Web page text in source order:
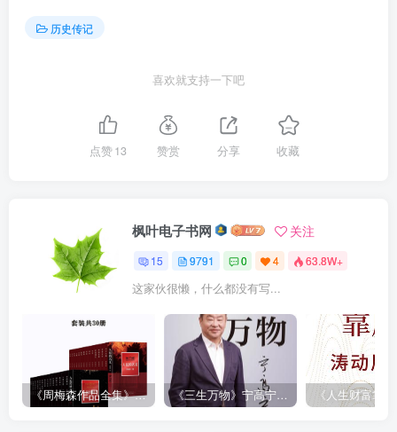
历史传记
喜欢就支持一下吧
点赞13 赞赏 分享 收藏
枫叶电子书网 关注
15 9791 0 4 63.8W+
这家伙很懒，什么都没有写...
《周梅森作品全集》[共30册] 《三生万物》宁高宁（epub+mobi+azw3+pdf）